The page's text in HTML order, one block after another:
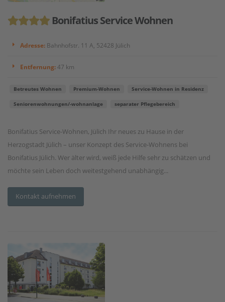
Bonifatius Service Wohnen
Adresse: Bahnhofstr. 11 A, 52428 Jülich
Entfernung:47 km
Betreutes Wohnen Premium-Wohnen Service-Wohnen in Residenz
Seniorenwohnungen/-wohnanlage separater Pflegebereich
Bonifatius Service-Wohnen, Jülich Ihr neues zu Hause in der
Herzogstadt Jülich – unser Konzept des Service-Wohnens bei
Bonifatius Jülich. Wer älter wird, weiß jede Hilfe sehr zu schätzen und
möchte sein Leben doch weitestgehend unabhängig...
Kontakt aufnehmen